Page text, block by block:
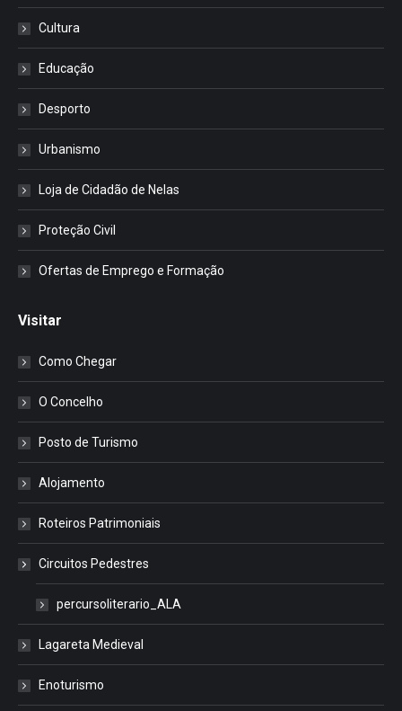
Cultura
Educação
Desporto
Urbanismo
Loja de Cidadão de Nelas
Proteção Civil
Ofertas de Emprego e Formação
Visitar
Como Chegar
O Concelho
Posto de Turismo
Alojamento
Roteiros Patrimoniais
Circuitos Pedestres
percursoliterario_ALA
Lagareta Medieval
Enoturismo